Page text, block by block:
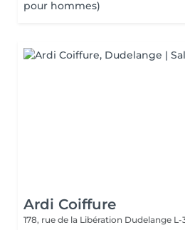
pour hommes)
Ardi Coiffure
178, rue de la Libération Dudelange L-